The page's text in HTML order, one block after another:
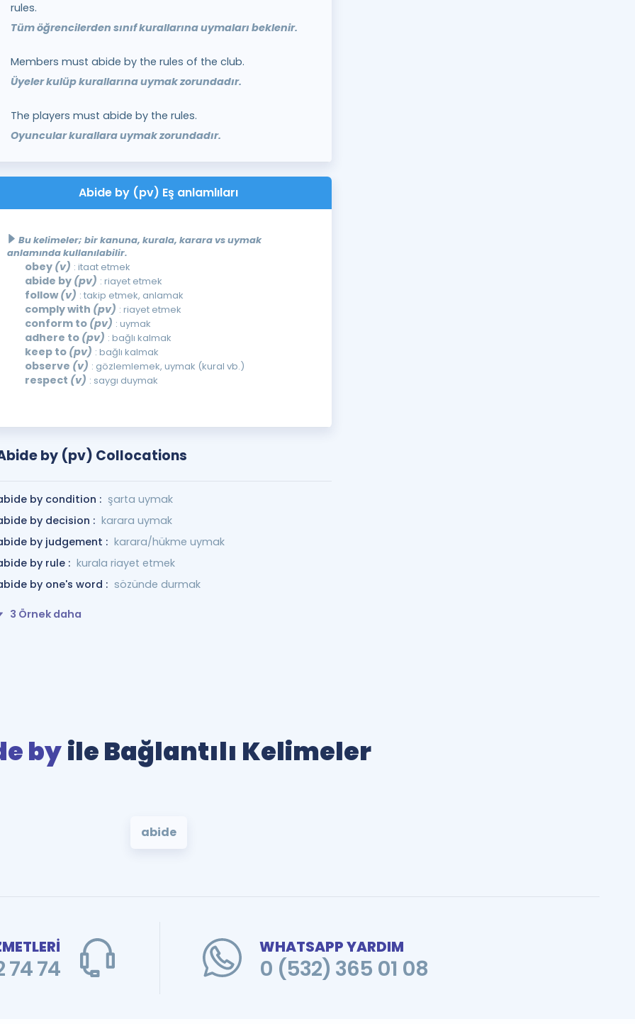
rules.
Tüm öğrencilerden sınıf kurallarına uymaları beklenir.
Members must abide by the rules of the club.
Üyeler kulüp kurallarına uymak zorundadır.
The players must abide by the rules.
Oyuncular kurallara uymak zorundadır.
Abide by (pv) Eş anlamlıları
Bu kelimeler; bir kanuna, kurala, karara vs uymak
anlamında kullanılabilir.
obey (v) : itaat etmek
abide by (pv) : riayet etmek
follow(v) : takip etmek, anlamak
comply with (pv) : riayet etmek
conform to (pv) : uymak
adhere to (pv) : bağlı kalmak
keep to (pv) : bağlı kalmak
observe (v) : gözlemlemek, uymak (kural vb.)
respect (v) : saygı duymak
by (pv) Collocations
by condition : şarta uymak
by decision : karara uymak
by judgement : karara/hükme uymak
by rule : kurala riayet etmek
by one's word : sözünde durmak
3 Örnek daha
byile Bağlantılı Kelimeler
abide
74 74
WHATSAPP YARDIM
0 (532) 365 01 08